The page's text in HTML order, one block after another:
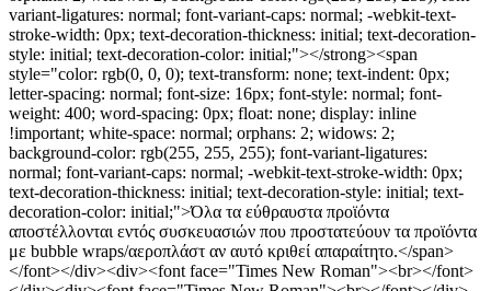
variant-ligatures: normal; font-variant-caps: normal; -webkit-text-
stroke-width: 0px; text-decoration-thickness: initial; text-decoration-
style: initial; text-decoration-color: initial;"></strong><span
style="color: rgb(0, 0, 0); text-transform: none; text-indent: 0px;
letter-spacing: normal; font-size: 16px; font-style: normal; font-
weight: 400; word-spacing: 0px; float: none; display: inline
!important; white-space: normal; orphans: 2; widows: 2;
background-color: rgb(255, 255, 255); font-variant-ligatures:
normal; font-variant-caps: normal; -webkit-text-stroke-width: 0px;
text-decoration-thickness: initial; text-decoration-style: initial; text-
decoration-color: initial;">Όλα τα εύθραυστα προϊόντα
αποστέλλονται εντός συσκευασιών που προστατεύουν τα προϊόντα
με bubble wraps/αεροπλάστ αν αυτό κριθεί απαραίτητο.</span>
</font></div><div><font face="Times New Roman"><br></font>